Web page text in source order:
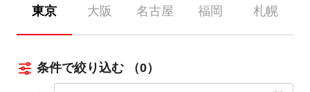
東京 大阪 名古屋 福岡 札幌
条件で絞り込む （0）